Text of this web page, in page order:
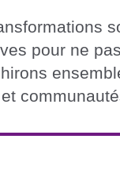
pour ne